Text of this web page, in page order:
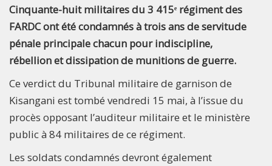
Cinquante-huit militaires du 3 415ᵉ régiment des
FARDC ont été condamnés à trois ans de servitude
pénale principale chacun pour indiscipline,
rébellion et dissipation de munitions de guerre.
Ce verdict du Tribunal militaire de garnison de
Kisangani est tombé vendredi 15 mai, à l’issue du
procès opposant l’auditeur militaire et le ministère
public à 84 militaires de ce régiment.
Les soldats condamnés devront également